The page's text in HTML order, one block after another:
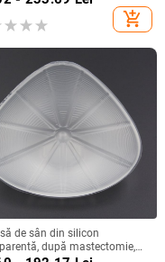
add_shopping_cart
de sân din silicon
după mastectomie,